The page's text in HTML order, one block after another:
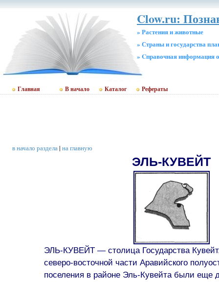
Clow.ru:
» Растения и животные
» Страны и государства
» Cправочная информация
Главная В начало Каталог Рефераты
в начало раздела| на главную
ЭЛЬ-КУВЕЙТ
ЭЛЬ-КУВЕЙТ — столица Государства
северо-восточной части Аравийского
поселения в районе Эль-Кувейта были еще